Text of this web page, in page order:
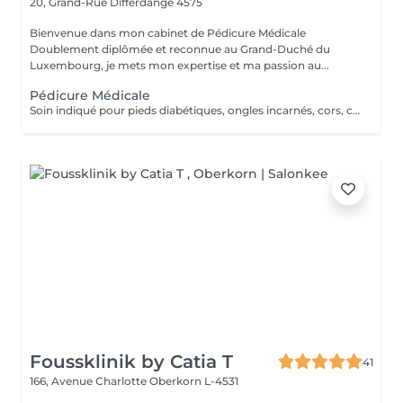
Bienvenue dans mon cabinet de Pédicure Médicale
Doublement diplômée et reconnue au Grand-Duché du
Luxembourg, je mets mon expertise et ma passion au...
Pédicure Médicale
Soin indiqué pour pieds diabétiques, ongles incarnés, cors, callosités, crevasse et mycoses. Un supplément de 10€ será demandé en cas des grosses callosités.
Foussklinik by Catia T
41
166, Avenue Charlotte Oberkorn L-4531